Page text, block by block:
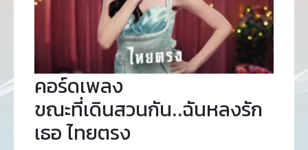
คอร์ดเพลง
ขณะที่เดินสวนกัน..ฉันหลงรัก
เธอ ไทยตรง